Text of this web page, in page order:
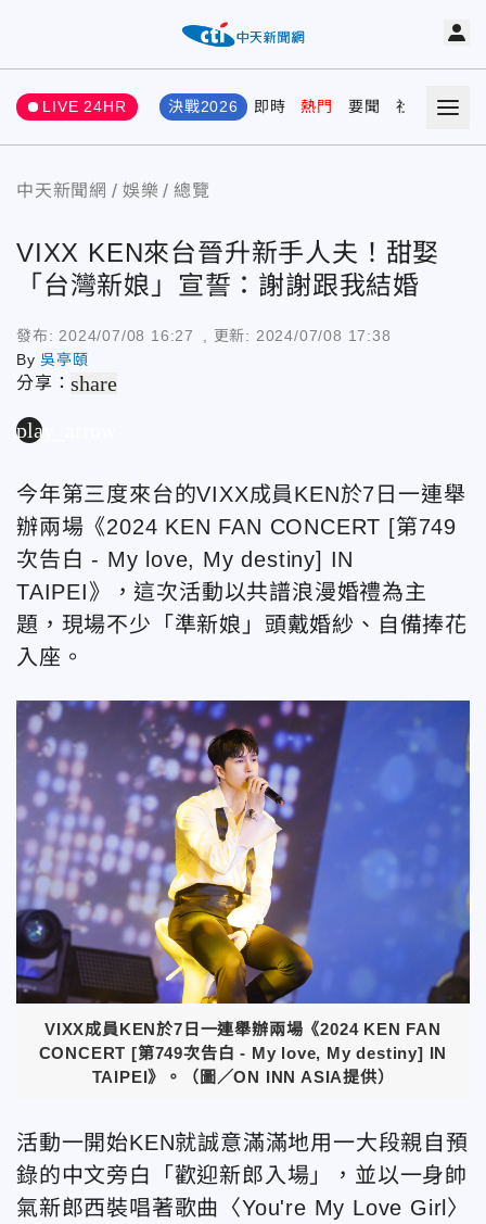
LIVE 24HR 決戰2026 即時 熱門 要聞 社會 娛樂
中天新聞網 娛樂 總覽
VIXX KEN來台晉升新手人夫！甜娶
「台灣新娘」宣誓：謝謝跟我結婚
發布: 2024/07/08 16:27 , 更新: 2024/07/08 17:38
By吳亭頤
分享：share
play_arrow
今年第三度來台的VIXX成員KEN於7日一連舉
辦兩場《2024 KEN FAN CONCERT [第749
次告白 - My love, My destiny] IN
TAIPEI》，這次活動以共譜浪漫婚禮為主
題，現場不少「準新娘」頭戴婚紗、自備捧花
入座。
VIXX成員KEN於7日一連舉辦兩場《2024 KEN FAN
CONCERT [第749次告白 - My love, My destiny] IN
TAIPEI》。（圖／ON INN ASIA提供）
活動一開始KEN就誠意滿滿地用一大段親自預
錄的中文旁白「歡迎新郎入場」，並以一身帥
氣新郎西裝唱著歌曲〈You're My Love Girl〉